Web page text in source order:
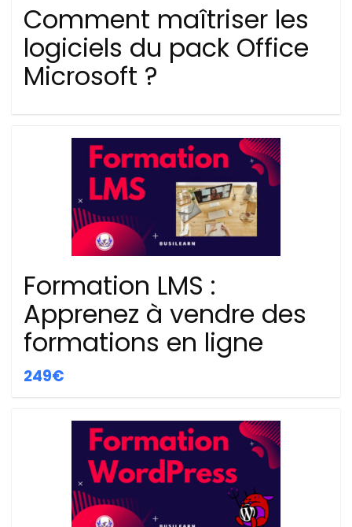
Comment maîtriser les
logiciels du pack Office
Microsoft ?
Formation LMS :
Apprenez à vendre des
formations en ligne
249€